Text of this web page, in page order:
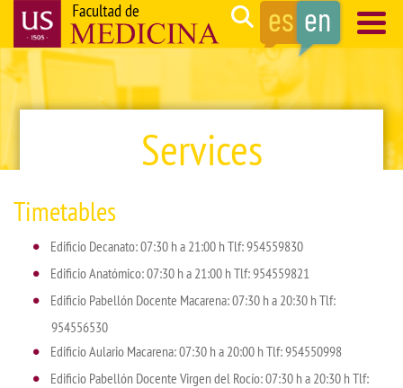
main
content
Search
Navegación
principal
Services
Timetables
Edificio Decanato: 07:30 h a 21:00 h Tlf: 954559830
Edificio Anatómico: 07:30 h a 21:00 h Tlf: 954559821
Edificio Pabellón Docente Macarena: 07:30 h a 20:30 h Tlf:
954556530
Edificio Aulario Macarena: 07:30 h a 20:00 h Tlf: 954550998
Edificio Pabellón Docente Virgen del Rocío: 07:30 h a 20:30 h Tlf: